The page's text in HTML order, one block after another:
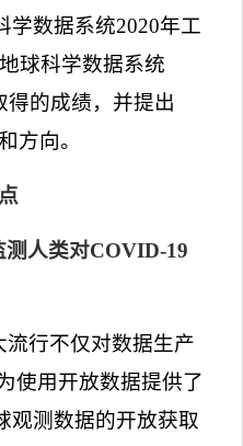
学数据系统2020年工
球科学数据系统
得的成绩，并提出
方向。
测人类对COVID-19
流行不仅对数据生产
使用开放数据提供了
观测数据的开放获取